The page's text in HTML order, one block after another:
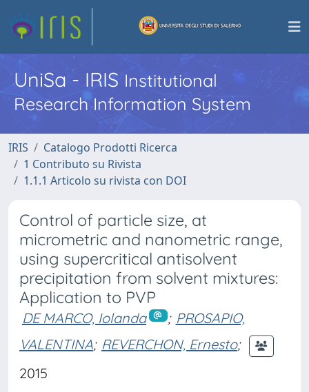
UniSa - IRISInstitutional
Research Information System
IRIS
Catalogo Prodotti Ricerca
1 Contributo su Rivista
1.1.1 Articolo su rivista con DOI
Control of particle size, at
micrometric and nanometric range,
using supercritical antisolvent
precipitation from solvent mixtures:
Application to PVP
DE MARCO, Iolanda ; PROSAPIO,
VALENTINA; REVERCHON, Ernesto;
2015